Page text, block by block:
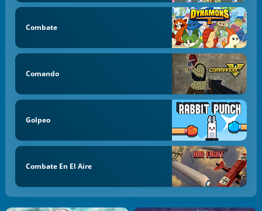
Combate
Comando
Golpeo
Combate En El Aire